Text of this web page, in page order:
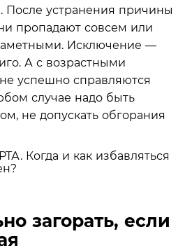
После устранения причины
пропадают совсем или
Исключение —
А с возрастными
успешно справляются
случае надо быть
не допускать обгорания
загорать, если